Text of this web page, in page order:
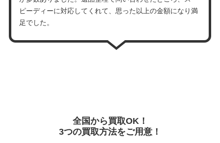
ピーディーに対応してくれて、思った以上の金額になり満
足でした。
全国から買取OK！
3つの買取方法をご用意！